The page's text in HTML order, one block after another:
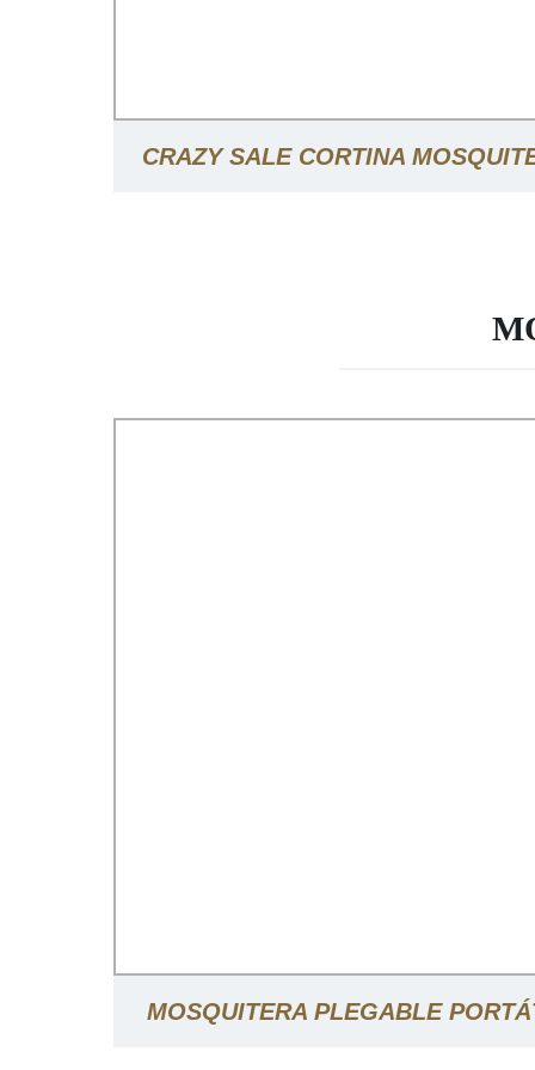
CRAZY SALE CORTINA
MOSQUITERA PLEGABLE